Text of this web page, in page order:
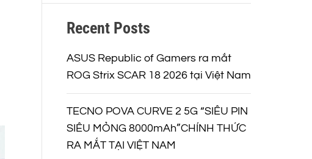
i
m
Recent Posts
ASUS Republic of Gamers ra mắt
ROG Strix SCAR 18 2026 tại Việt Nam
TECNO POVA CURVE 2 5G “SIÊU PIN
SIÊU MỎNG 8000mAh”CHÍNH THỨC
RA MẮT TẠI VIỆT NAM